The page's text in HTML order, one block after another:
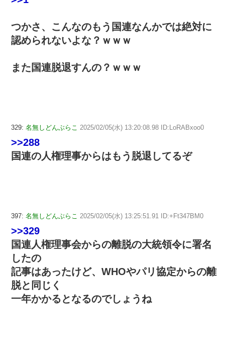
つかさ、こんなのもう国連なんかでは絶対に
認められないよな？ｗｗｗ
また国連脱退すんの？ｗｗｗ
329: 名無しどんぶらこ 2025/02/05(水) 13:20:08.98 ID:LoRABxoo0
>>288
国連の人権理事からはもう脱退してるぞ
397: 名無しどんぶらこ 2025/02/05(水) 13:25:51.91 ID:+Ft347BM0
>>329
国連人権理事会からの離脱の大統領令に署名
したの
記事はあったけど、WHOやパリ協定からの離
脱と同じく
一年かかるとなるのでしょうね